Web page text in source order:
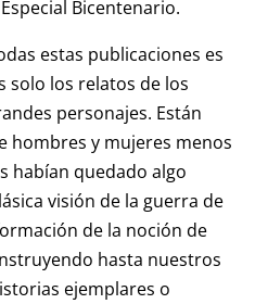
Bicentenario.
estas publicaciones es
solo los relatos de los
personajes. Están
hombres y mujeres menos
habían quedado algo
visión de la guerra de
de la noción de
hasta nuestros
ejemplares o